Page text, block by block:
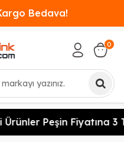
Bedava!
0
Peşin Fiyatına 3